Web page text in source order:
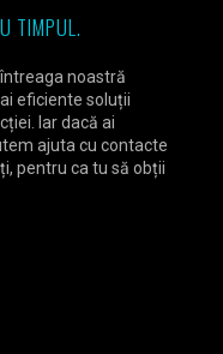
TIMPUL.
noastră
eficiente soluții
Iar dacă ai
ajuta cu contacte
pentru ca tu să obții